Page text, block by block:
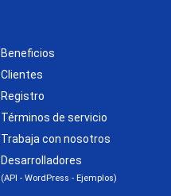
Beneficios
Clientes
Registro
Términos de servicio
Trabaja con nosotros
Desarrolladores
(API - WordPress - Ejemplos)